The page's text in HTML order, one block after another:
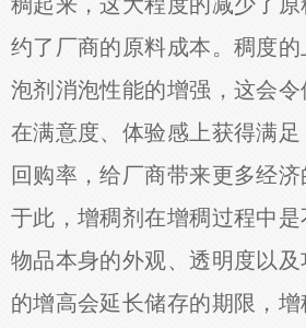
稠起来，这大程度的减少了
约了厂商的原料成本。稠度
泡剂消泡性能的增强，这会
在满意度、体验感上获得满
回购率，给厂商带来更多经
于此，增稠剂在增稠过程中
物品本身的外观、透明度以
的增高会延长储存的期限，